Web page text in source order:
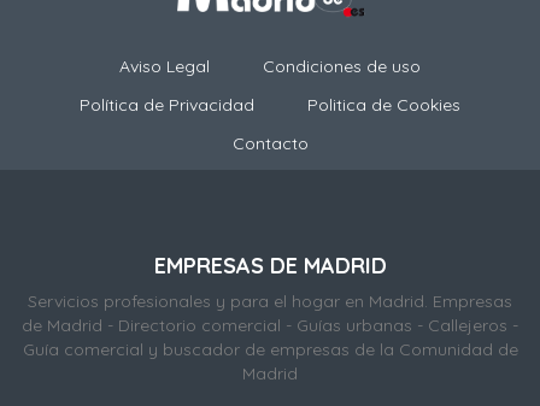
Aviso Legal
Condiciones de uso
Política de Privacidad
Politica de Cookies
Contacto
EMPRESAS DE MADRID
Servicios profesionales y para el hogar en Madrid. Empresas
de Madrid - Directorio comercial - Guías urbanas - Callejeros -
Guía comercial y buscador de empresas de la Comunidad de
Madrid